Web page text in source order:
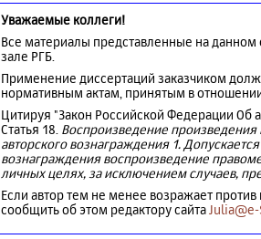
Уважаемые коллеги!
Все материалы представленные на
зале РГБ.
Применение диссертаций заказчиком
нормативным актам, принятым в отношении
Цитируя "Закон Российской Федерации Об
Статья 18. Воспроизведение произведения
авторского вознаграждения 1.
вознаграждения воспроизведение
личных целях, за исключением случаев,
Если автор тем не менее возражает
сообщить об этом редактору сайта